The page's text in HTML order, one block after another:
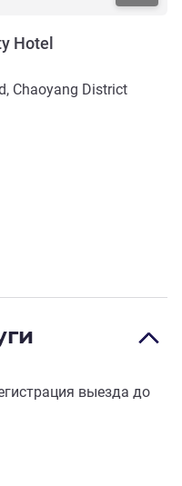
Hotel
Chaoyang District
выезда до